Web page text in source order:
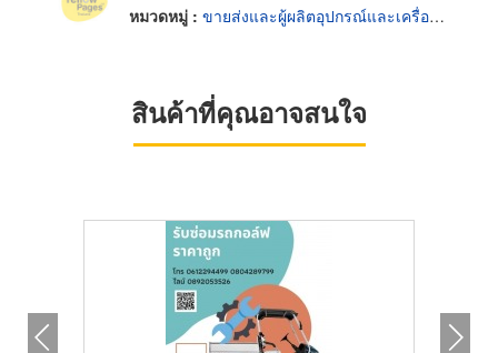
หมวดหมู่ : ขายส่งและผู้ผลิตอุปกรณ์และเครื่องใช้กอล์ฟ
สินค้าที่คุณอาจสนใจ